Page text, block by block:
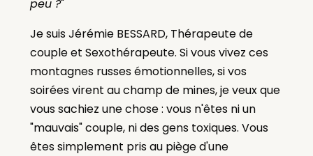
peu ?"
Je suis Jérémie BESSARD, Thérapeute de
couple et Sexothérapeute. Si vous vivez ces
montagnes russes émotionnelles, si vos
soirées virent au champ de mines, je veux que
vous sachiez une chose : vous n'êtes ni un
"mauvais" couple, ni des gens toxiques. Vous
êtes simplement pris au piège d'une